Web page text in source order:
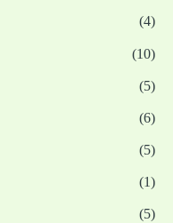
(4)
(10)
(5)
(6)
(5)
(1)
(5)